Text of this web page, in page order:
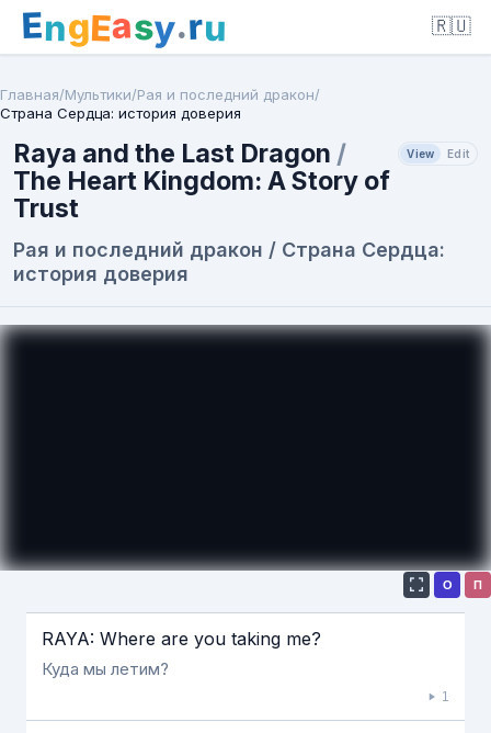
EngEasy.ru 🇷🇺
Главная/Мультики/Рая и последний дракон/
Страна Сердца: история доверия
Raya and the Last Dragon /
The Heart Kingdom: A Story of
Trust
View Edit
Рая и последний дракон / Страна Сердца:
история доверия
Если видео долго не грузится, выключите VPN
О П
RAYA: Where are you taking me?
Куда мы летим?
1